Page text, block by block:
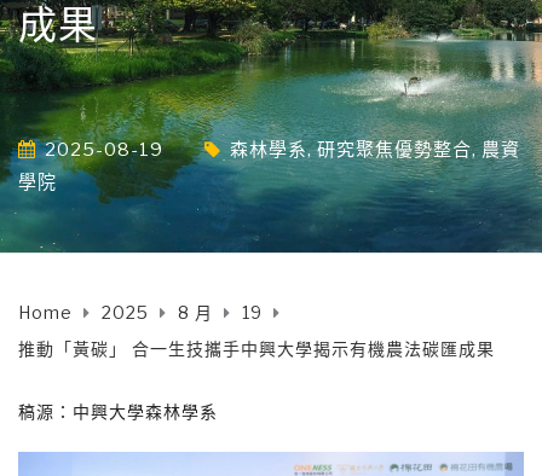
成果
2025-08-19 森林學系,研究聚焦優勢整合,農資
學院
Home 2025 8 月
19
推動「黃碳」 合一生技攜手中興大學揭示有機農法碳匯成果
稿源：中興大學森林學系